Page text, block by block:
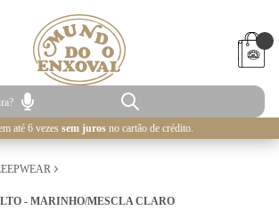
até 6 vezes sem juros no cartão de crédito.
- MARINHO/MESCLA CLARO